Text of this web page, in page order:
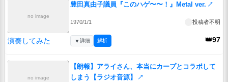
no image
豊田真由子議員『このハゲ〜〜！』Metal ver. ↗
1970/1/1 投稿者不明
演奏してみた 👑97
▼詳細 解析
no image
【朗報】アライさん、本当にカープとコラボして
しまう【ラジオ音源】
↗